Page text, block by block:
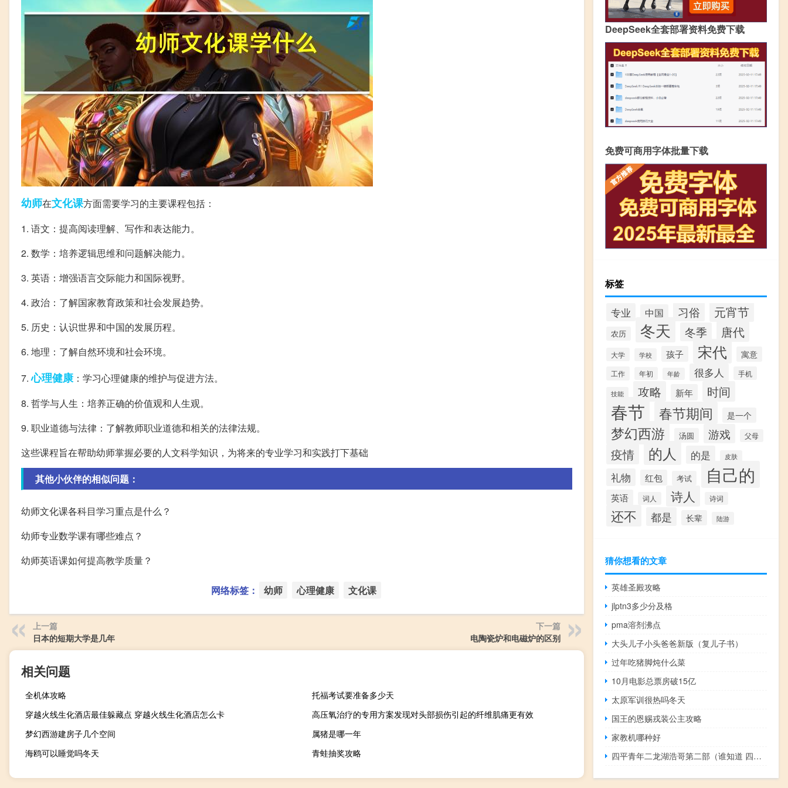
幼师在文化课方面需要学习的主要课程包括：
1. 语文：提高阅读理解、写作和表达能力。
2. 数学：培养逻辑思维和问题解决能力。
3. 英语：增强语言交际能力和国际视野。
4. 政治：了解国家教育政策和社会发展趋势。
5. 历史：认识世界和中国的发展历程。
6. 地理：了解自然环境和社会环境。
7.心理健康：学习心理健康的维护与促进方法。
8. 哲学与人生：培养正确的价值观和人生观。
9. 职业道德与法律：了解教师职业道德和相关的法律法规。
这些课程旨在帮助幼师掌握必要的人文科学知识，为将来的专业学习和实践打下基础
其他小伙伴的相似问题：
幼师文化课各科目学习重点是什么？
幼师专业数学课有哪些难点？
幼师英语课如何提高教学质量？
网络标签： 幼师 心理健康 文化课
上一篇
日本的短期大学是几年
下一篇
电陶瓷炉和电磁炉的区别
相关问题
全机体攻略
托福考试要准备多少天
穿越火线生化酒店最佳躲藏点 穿越火线生化酒店怎么卡
高压氧治疗的专用方案发现对头部损伤引起的纤维肌痛更有效
梦幻西游建房子几个空间
属猪是哪一年
海鸥可以睡觉吗冬天
青蛙抽奖攻略
DeepSeek全套部署资料免费下载
免费可商用字体批量下载
标签
专业 中国 习俗 元宵节
农历 冬天 冬季 唐代
大学 学校 孩子 宋代 寓意
工作 年初 年龄 很多人 手机
技能 攻略 新年 时间
春节 春节期间 是一个
梦幻西游 汤圆 游戏 父母
疫情 的人 的是 皮肤
礼物 红包 考试 自己的
英语 词人 诗人 诗词
还不 都是 长辈 陆游
猜你想看的文章
英雄圣殿攻略
jlptn3多少分及格
pma溶剂沸点
大头儿子小头爸爸新版（复儿子书）
过年吃猪脚炖什么菜
10月电影总票房破15亿
太原军训很热吗冬天
国王的恩赐戎装公主攻略
家教机哪种好
四平青年二龙湖浩哥第二部（谁知道 四平青年二龙湖浩哥的第一部的完整版在哪可以看）